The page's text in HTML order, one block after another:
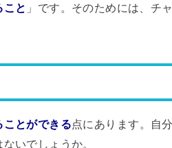
こと 」です。そのためには、チ
とができる点にあります。自
いでしょうか。